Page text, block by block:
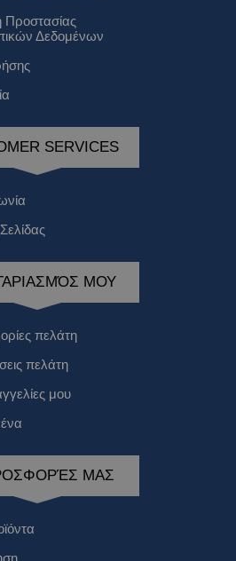
Προστασίας
Δεδομένων
SERVICES
ΜΟΥ
πελάτη
πελάτη
μου
ΜΑΣ